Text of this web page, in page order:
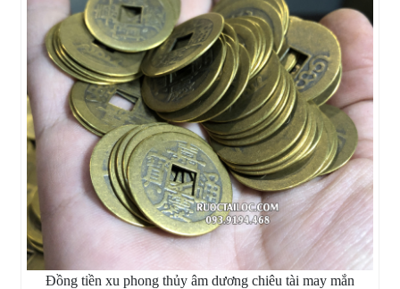
Đồng tiền xu phong thủy âm dương chiêu tài may mắn